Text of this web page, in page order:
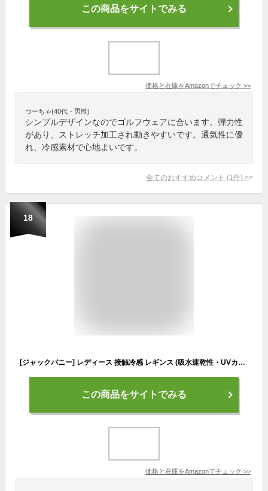
この商品をサイトでみる
価格と在庫をAmazonでチェック >>
つーちゃ(40代・男性)
シンプルデザインなのでゴルフウェアに合います。弾力性
があり、ストレッチ加工され動きやすいです。通気性に優
れ、冷感素材で心地よいです。
全てのおすすめコメント (1 件) >
18
[ジャックバニー] レディース 接触冷感 レギンス (吸水速乾性・UVカット) / ゴルフ インナー / 262-4183350 120_ネイビー FR
この商品をサイトでみる
価格と在庫をAmazonでチェック >>